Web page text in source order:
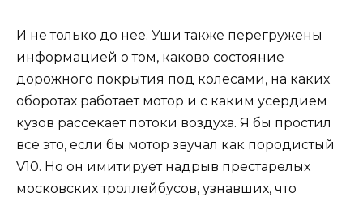
И не только до нее. Уши также перегружены
информацией о том, каково состояние
дорожного покрытия под колесами, на каких
оборотах работает мотор и с каким усердием
кузов рассекает потоки воздуха. Я бы простил
все это, если бы мотор звучал как породистый
V10. Но он имитирует надрыв престарелых
московских троллейбусов, узнавших, что